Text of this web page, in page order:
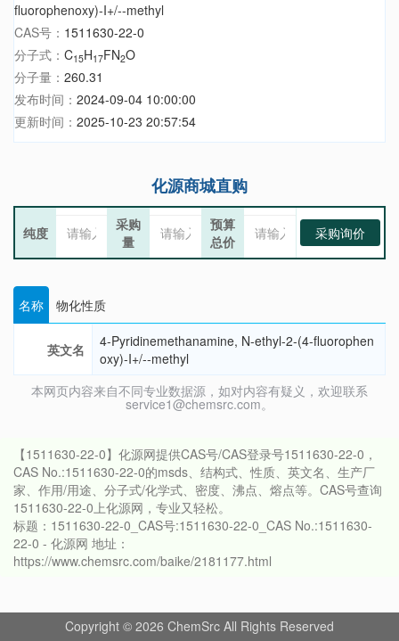
fluorophenoxy)-I+/--methyl
CAS号： 1511630-22-0
分子式： C15H17FN2O
分子量： 260.31
发布时间： 2024-09-04 10:00:00
更新时间： 2025-10-23 20:57:54
化源商城直购
纯度
采购
量
预算
总价
采购询价
名称 物化性质
英文名
4-Pyridinemethanamine, N-ethyl-2-(4-fluorophen
oxy)-I+/--methyl
本网页内容来自不同专业数据源，如对内容有疑义，欢迎联系
service1@chemsrc.com。
【1511630-22-0】化源网提供CAS号/CAS登录号1511630-22-0，
CAS No.:1511630-22-0的msds、结构式、性质、英文名、生产厂
家、作用/用途、分子式/化学式、密度、沸点、熔点等。CAS号查询
1511630-22-0上化源网，专业又轻松。
标题：1511630-22-0_CAS号:1511630-22-0_CAS No.:1511630-
22-0 - 化源网 地址：
https://www.chemsrc.com/baike/2181177.html
Copyright © 2026 ChemSrc All Rights Reserved